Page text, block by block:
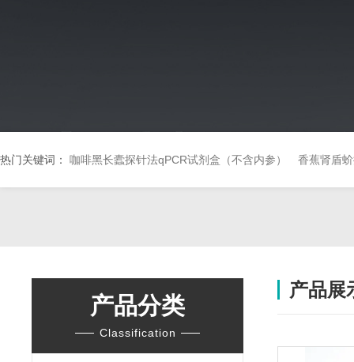
热门关键词： 咖啡黑长蠹探针法qPCR试剂盒（不含内参） 香蕉肾盾
产品分类
Classification
产品展